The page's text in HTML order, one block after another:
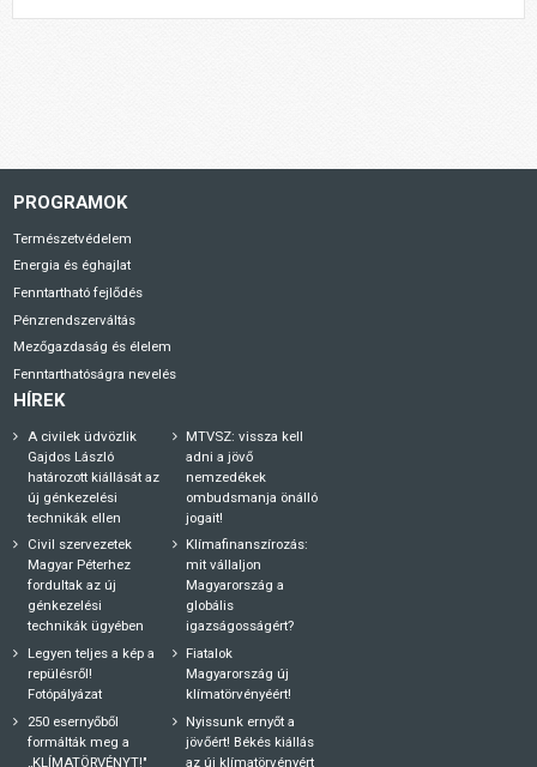
PROGRAMOK
Természetvédelem
Energia és éghajlat
Fenntartható fejlődés
Pénzrendszerváltás
Mezőgazdaság és élelem
Fenntarthatóságra nevelés
HÍREK
A civilek üdvözlik
Gajdos László
határozott kiállását az
új génkezelési
technikák ellen
Civil szervezetek
Magyar Péterhez
fordultak az új
génkezelési
technikák ügyében
Legyen teljes a kép a
repülésről!
Fotópályázat
250 esernyőből
formálták meg a
„KLÍMATÖRVÉNYT!"
MTVSZ: vissza kell
adni a jövő
nemzedékek
ombudsmanja önálló
jogait!
Klímafinanszírozás:
mit vállaljon
Magyarország a
globális
igazságosságért?
Fiatalok
Magyarország új
klímatörvényéért!
Nyissunk ernyőt a
jövőért! Békés kiállás
az új klímatörvényért